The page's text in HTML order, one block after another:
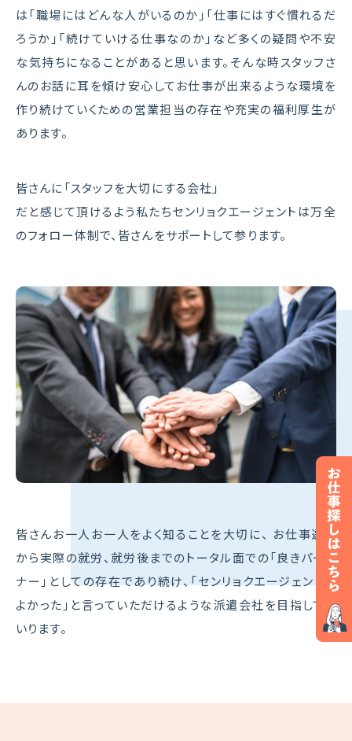
は「職場にはどんな人がいるのか」「仕事にはすぐ慣れるだ
ろうか」「続けていける仕事なのか」など多くの疑問や不安
な気持ちになることがあると思います。 そんな時スタッフさ
んのお話に耳を傾け安心してお仕事が出来るような環境を
作り続けていくための営業担当の存在や充実の福利厚生が
あります。
皆さんに「スタッフを大切にする会社」
だと感じて頂けるよう私たちセンリョクエージェントは万全
のフォロー体制で、 皆さんをサポートして参ります。
皆さんお一人お一人をよく知ることを大切に、 お仕事選び
から実際の就労、就労後までのトータル面での「良きパート
ナー」としての存在であり続け、 「センリョクエージェントで
よかった」と言っていただけるような派遣会社を目指してま
いります。